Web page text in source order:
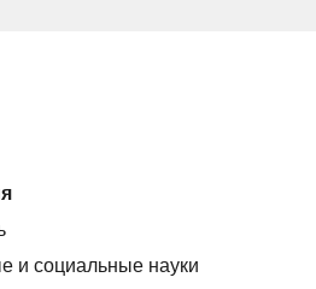
и социальные науки